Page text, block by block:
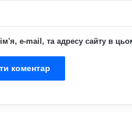
e-mail, та адресу сайту в